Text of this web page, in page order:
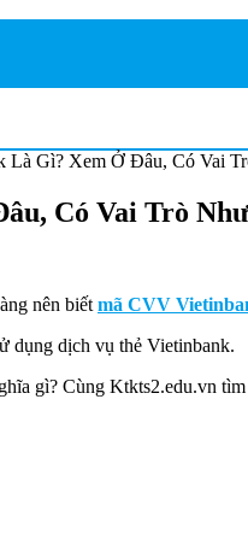
Là Gì? Xem Ở Đâu, Có Vai
Có Vai Trò
nên biết mã CVV
dụng dịch vụ thẻ Vietinbank.
gì? Cùng Ktkts2.edu.vn